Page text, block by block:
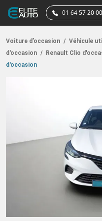
01 64 57 20 00
Voiture d’occasion / Véhicule
d'occasion / Renault Clio
d'occasion